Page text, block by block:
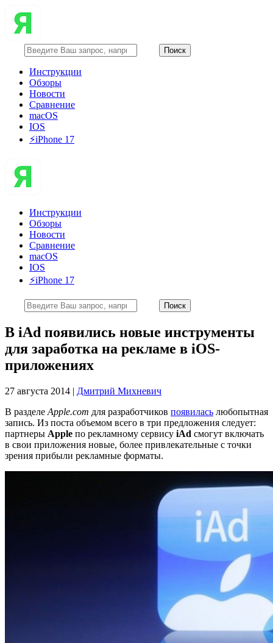
Инструкции
Обзоры
Новости
Сравнение
macOS
IOS
⚡️iPhone 17
Инструкции
Обзоры
Новости
Сравнение
macOS
IOS
⚡️iPhone 17
В iAd появились новые инструменты
для заработка на рекламе в iOS-
приложениях
27 августа 2014 | Дмитрий Михневич
В разделе Apple.com для разработчиков появилась любопытная
запись. Из поста объемом всего в три предложения следует:
партнеры Apple по рекламному сервису iAd смогут включать
в свои приложения новые, более привлекательные с точки
зрения прибыли рекламные форматы.